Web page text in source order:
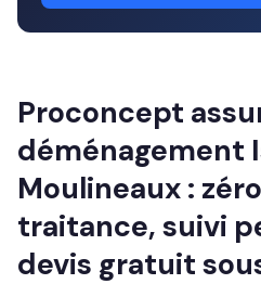
Proconcept
déménagement
Moulineaux :
traitance, suivi
devis gratuit